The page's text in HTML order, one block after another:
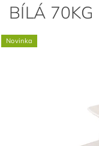
BÍLÁ 70KG
Novinka